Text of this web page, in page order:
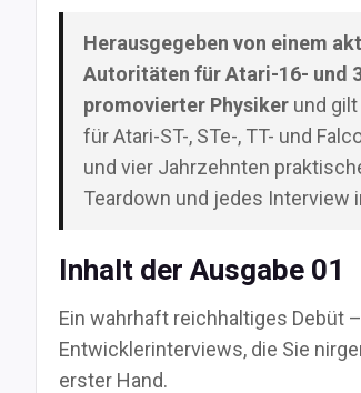
Herausgegeben von einem
Autoritäten für Atari-16- und
promovierter Physiker und
für Atari-ST-, STe-, TT- und
und vier Jahrzehnten
Teardown und jedes Interview
Inhalt der Ausgabe 01
Ein wahrhaft reichhaltiges Debüt
Entwicklerinterviews, die Sie
erster Hand.